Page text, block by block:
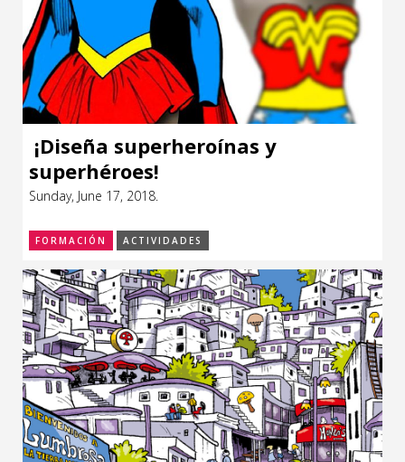
¡Diseña superheroínas y
superhéroes!
Sunday, June 17, 2018.
FORMACIÓN ACTIVIDADES